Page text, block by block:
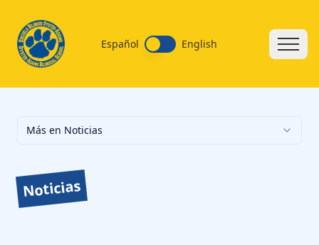
Español English
Más en Noticias
Noticias